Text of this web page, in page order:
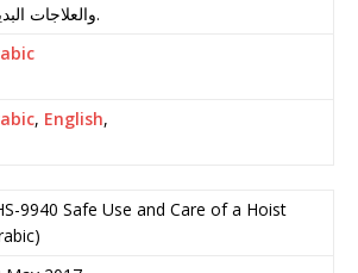
والعلاجات البديلة.
, English,
9940 Safe Use and Care of a Hoist